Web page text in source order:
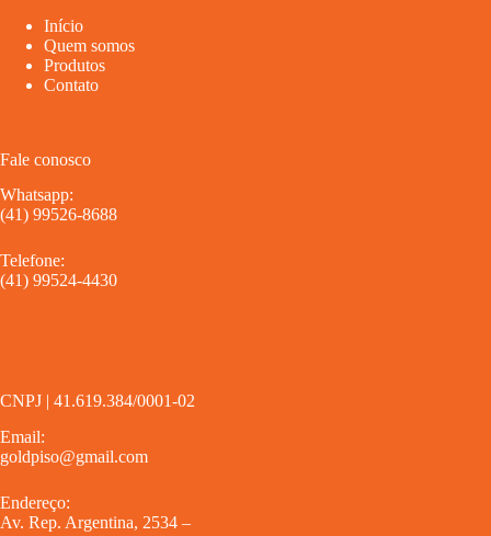
Início
Quem somos
Produtos
Contato
Fale conosco
Whatsapp:
(41) 99526-8688
Telefone:
(41) 99524-4430
CNPJ | 41.619.384/0001-02
Email:
goldpiso@gmail.com
Endereço:
Av. Rep. Argentina, 2534 –